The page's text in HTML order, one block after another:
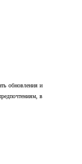
обновления и
в